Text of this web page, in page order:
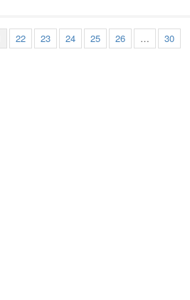
22 23 24 25 26 …
30